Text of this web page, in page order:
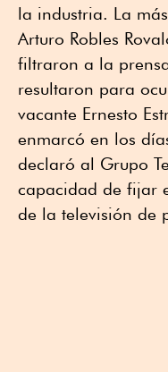
la industria. La
Arturo Robles
filtraron a la
resultaron para
vacante Ernesto
enmarcó en los
declaró al Grupo
capacidad de fijar
de la televisión de